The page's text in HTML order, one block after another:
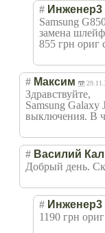
# Инженер3
Samsung
замена
855 грн ориг
# Максим
Здравствуйте,
Samsung Galaxy
выключения. В
# Василий
Добрый день.
# Инженер3
1190 грн